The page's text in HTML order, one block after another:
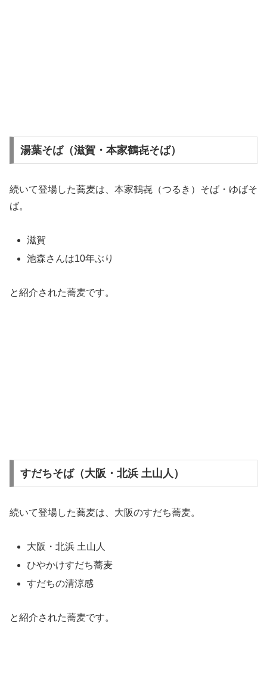
湯葉そば（滋賀・本家鶴㐂そば）
続いて登場した蕎麦は、本家鶴㐂（つるき）そば・ゆばそ
ば。
滋賀
池森さんは10年ぶり
と紹介された蕎麦です。
すだちそば（大阪・北浜 土山人）
続いて登場した蕎麦は、大阪のすだち蕎麦。
大阪・北浜 土山人
ひやかけすだち蕎麦
すだちの清涼感
と紹介された蕎麦です。